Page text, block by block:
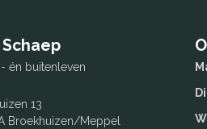
én buitenleven
13
Broekhuizen/Meppel